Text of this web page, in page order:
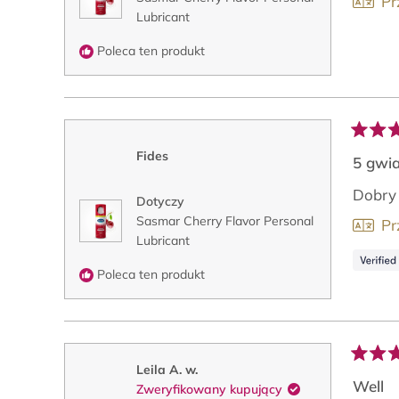
Lubricant
Poleca ten produkt
Fides
Dotyczy
Sasmar Cherry Flavor Personal
Lubricant
Poleca ten produkt
na
5
z
5
5
Leila A. w.
Zweryfikowany kupujący
na
Well